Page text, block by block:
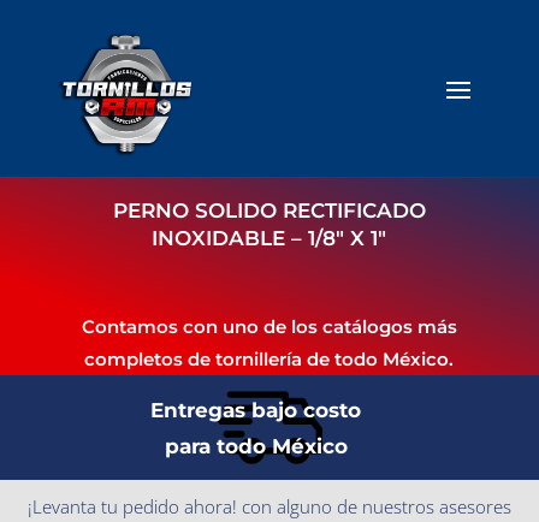
PERNO SOLIDO RECTIFICADO
INOXIDABLE – 1/8″ X 1″
Contamos con uno de los catálogos más
completos de tornillería de todo México.
Entregas bajo costo
para todo México
¡Levanta tu pedido ahora! con alguno de nuestros asesores